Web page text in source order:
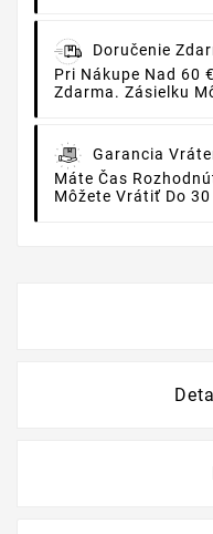
Doručenie
Pri Nákupe Nad 60
Zdarma. Zásielku
Garancia
Máte Čas
Môžete Vrátiť Do 30